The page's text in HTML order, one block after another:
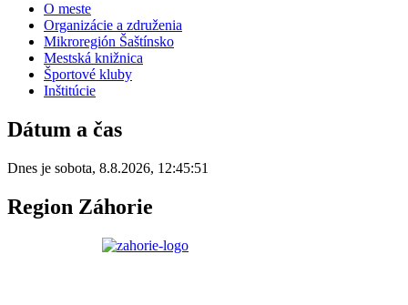
O meste
Organizácie a združenia
Mikroregión Šaštínsko
Mestská knižnica
Športové kluby
Inštitúcie
Dátum a čas
Dnes je sobota, 8.8.2026, 12:45:51
Region Záhorie